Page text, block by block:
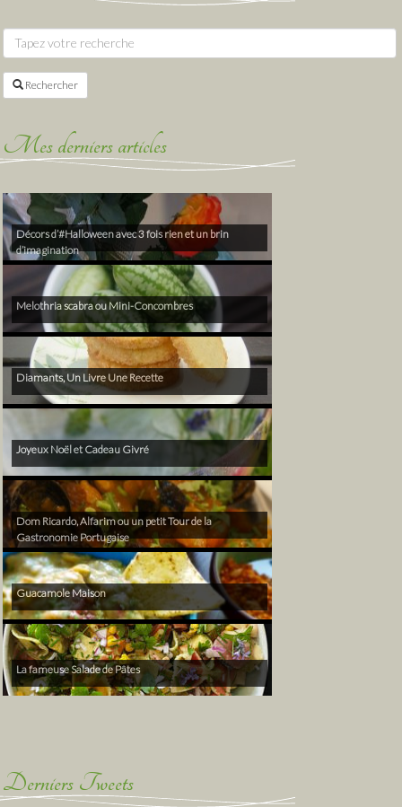
Rechercher
Mes derniers articles
Décors d’#Halloween avec 3 fois rien et un brin
d’imagination
Melothria scabra ou Mini-Concombres
Diamants, Un Livre Une Recette
Joyeux Noël et Cadeau Givré
Dom Ricardo, Alfarim ou un petit Tour de la
Gastronomie Portugaise
Guacamole Maison
La fameuse Salade de Pâtes
Derniers Tweets